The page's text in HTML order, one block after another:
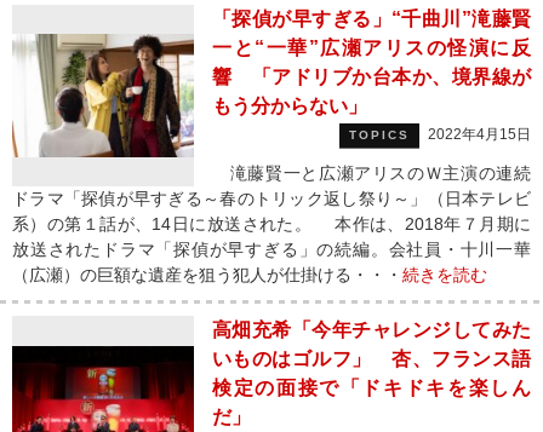
「探偵が早すぎる」“千曲川”滝藤賢
一と“一華”広瀬アリスの怪演に反
響 「アドリブか台本か、境界線が
もう分からない」
TOPICS 2022年4月15日
滝藤賢一と広瀬アリスのＷ主演の連続
ドラマ「探偵が早すぎる～春のトリック返し祭り～」（日本テレビ
系）の第１話が、14日に放送された。 本作は、2018年７月期に
放送されたドラマ「探偵が早すぎる」の続編。会社員・十川一華
（広瀬）の巨額な遺産を狙う犯人が仕掛ける・・・ 続きを読む
高畑充希「今年チャレンジしてみた
いものはゴルフ」 杏、フランス語
検定の面接で「ドキドキを楽しん
だ」